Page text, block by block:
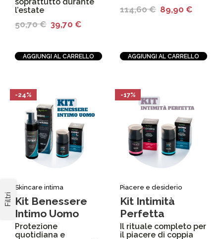
Filtri
soprattutto durante
l’estate
50,70€ 39,70 €
AGGIUNGI AL CARRELLO
114,60€ 89,90 €
AGGIUNGI AL CARRELLO
-24%
Skincare intima
Kit Benessere
Intimo Uomo
Protezione
quotidiana e
-17%
Piacere e desiderio
Kit Intimità
Perfetta
Il rituale completo per
il piacere di coppia